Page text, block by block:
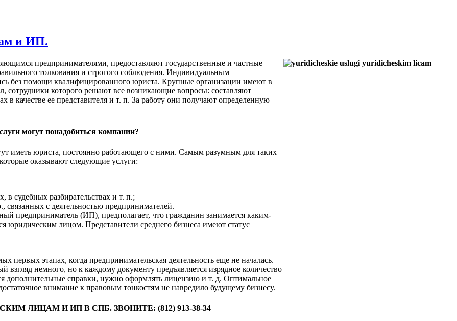
и ИП.
предпринимателями, предоставляют государственные и частные
толкования и строгого соблюдения. Индивидуальным
без помощи квалифицированного юриста. Крупные организации имеют в
сотрудники которого решают все возникающие вопросы: составляют
качестве ее представителя и т. п. За работу они получают определенную
могут понадобиться компании?
иметь юриста, постоянно работающего с ними. Самым разумным для таких
оказывают следующие услуги:
в судебных разбирательствах и т. п.;
связанных с деятельностью предпринимателей.
предприниматель (ИП), предполагает, что гражданин занимается каким-
юридическим лицом. Представители среднего бизнеса имеют статус
этапах, когда предпринимательская деятельность еще не началась.
немного, но к каждому документу предъявляется изрядное количество
дополнительные справки, нужно оформлять лицензию и т. д. Оптимальное
внимание к правовым тонкостям не навредило будущему бизнесу.
ЛИЦАМ И ИП В СПБ. ЗВОНИТЕ: (812) 913-38-34